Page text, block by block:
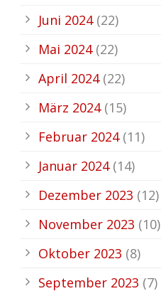
Juni 2024(22)
Mai 2024(22)
April 2024(22)
März 2024(15)
Februar 2024(11)
Januar 2024(14)
Dezember 2023 (12)
November 2023 (10)
Oktober 2023 (8)
September 2023 (7)